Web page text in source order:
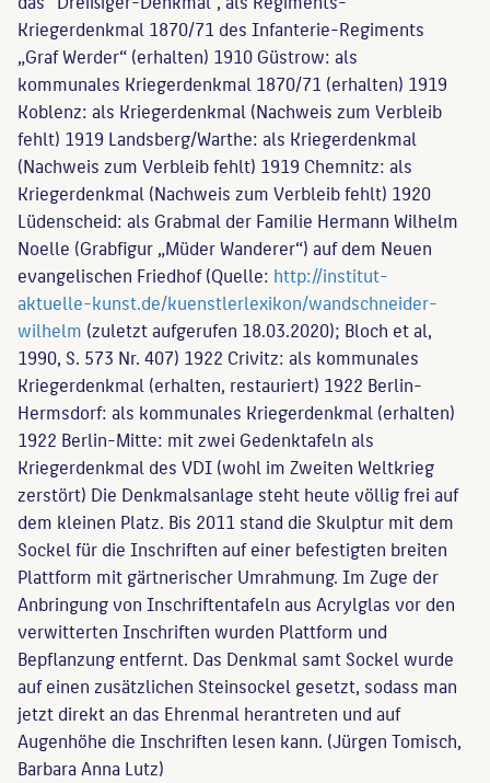
Kriegerdenkmal 1870/71 des Infanterie-Regiments
„Graf Werder“ (erhalten) 1910 Güstrow: als
kommunales Kriegerdenkmal 1870/71 (erhalten) 1919
Koblenz: als Kriegerdenkmal (Nachweis zum Verbleib
fehlt) 1919 Landsberg/Warthe: als Kriegerdenkmal
(Nachweis zum Verbleib fehlt) 1919 Chemnitz: als
Kriegerdenkmal (Nachweis zum Verbleib fehlt) 1920
Lüdenscheid: als Grabmal der Familie Hermann Wilhelm
Noelle (Grabfigur „Müder Wanderer“) auf dem Neuen
evangelischen Friedhof (Quelle: http://institut-
aktuelle-kunst.de/kuenstlerlexikon/wandschneider-
wilhelm (zuletzt aufgerufen 18.03.2020); Bloch et al,
1990, S. 573 Nr. 407) 1922 Crivitz: als kommunales
Kriegerdenkmal (erhalten, restauriert) 1922 Berlin-
Hermsdorf: als kommunales Kriegerdenkmal (erhalten)
1922 Berlin-Mitte: mit zwei Gedenktafeln als
Kriegerdenkmal des VDI (wohl im Zweiten Weltkrieg
zerstört) Die Denkmalsanlage steht heute völlig frei auf
dem kleinen Platz. Bis 2011 stand die Skulptur mit dem
Sockel für die Inschriften auf einer befestigten breiten
Plattform mit gärtnerischer Umrahmung. Im Zuge der
Anbringung von Inschriftentafeln aus Acrylglas vor den
verwitterten Inschriften wurden Plattform und
Bepflanzung entfernt. Das Denkmal samt Sockel wurde
auf einen zusätzlichen Steinsockel gesetzt, sodass man
jetzt direkt an das Ehrenmal herantreten und auf
Augenhöhe die Inschriften lesen kann. (Jürgen Tomisch,
Barbara Anna Lutz)